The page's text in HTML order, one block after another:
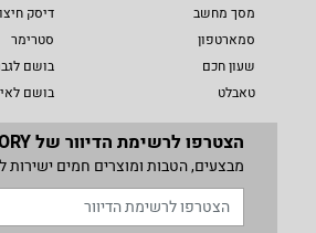
מסך מחשב
סמארטפון
שעון חכם
טאבלט
דיסק
סטרימר
בושם
בושם
הצטרפו לרשימת הדיוור של IVORY
מבצעים, הטבות ומוצרים חמים ישירות